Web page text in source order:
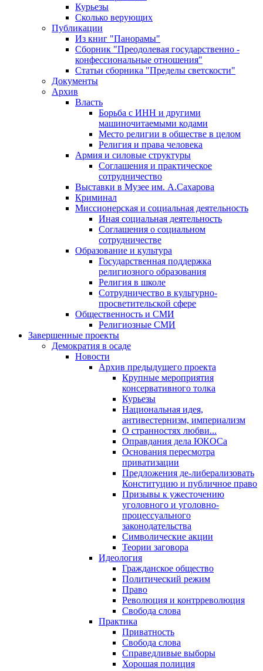
Курьезы
Сколько верующих
Публикации
Из книг "Панорамы"
Сборник "Преодолевая государственно -
конфессиональные отношения"
Статьи сборника "Пределы светскости"
Документы
Архив
Власть
Борьба с ИНН и другими
машиночитаемыми кодами
Место религии в обществе в целом
Религия и права человека
Армия и силовые структуры
Соглашения и практическое
сотрудничество
Выставки в Музее им. А.Сахарова
Криминал
Миссионерская и социальная деятельность
Иная социальная деятельность
Соглашения о социальном
сотрудничестве
Образование и культура
Государственная поддержка
религиозного образования
Религия в школе
Сотрудничество в культурно-
просветительской сфере
Общественность и СМИ
Религиозные СМИ
Завершенные проекты
Демократия в осаде
Новости
Архив предыдущего проекта
Крупные мероприятия
консервативного толка
Курьезы
Национальная идея,
антивестернизм, империализм
О странностях любви...
Оправдания дела ЮКОСа
Основания пересмотра
приватизации
Предложения де-либерализовать
Конституцию и публичное право
Призывы к ужесточению
уголовного и уголовно-
процессуального
законодательства
Символические акции
Теории заговора
Идеология
Гражданское общество
Политический режим
Право
Революция и контрреволюция
Свобода слова
Практика
Приватность
Свобода слова
Справедливые выборы
Хорошая полиция